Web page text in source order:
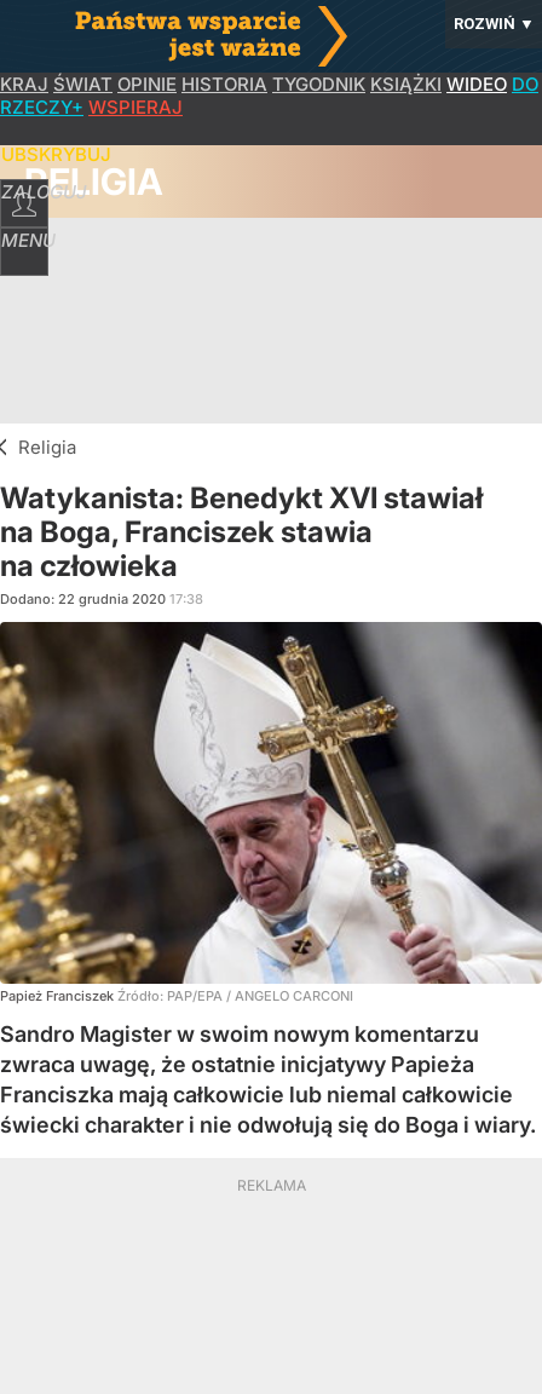
ROZWIŃ ▼
KRAJ ŚWIAT OPINIE HISTORIA TYGODNIK KSIĄŻKI WIDEO DO
RZECZY+ WSPIERAJ
ZALOGUJ
MENU
RELIGIA
Religia
Watykanista: Benedykt XVI stawiał
na Boga, Franciszek stawia
na człowieka
Dodano: 22 grudnia 2020 17:38
Papież Franciszek Źródło: PAP/EPA / ANGELO CARCONI
Sandro Magister w swoim nowym komentarzu
zwraca uwagę, że ostatnie inicjatywy Papieża
Franciszka mają całkowicie lub niemal całkowicie
świecki charakter i nie odwołują się do Boga i wiary.